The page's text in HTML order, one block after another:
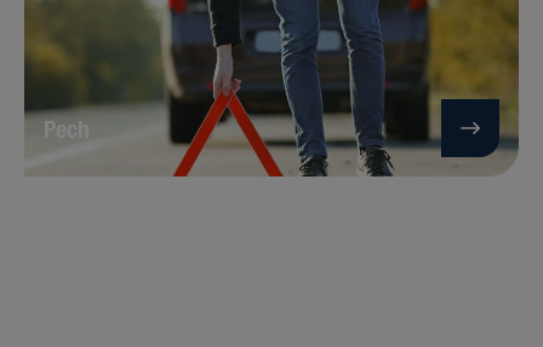
Pech